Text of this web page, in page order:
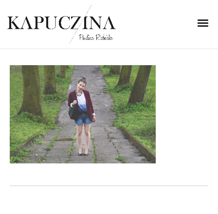
16 kwietnia 2014
IMG_3477
Written by